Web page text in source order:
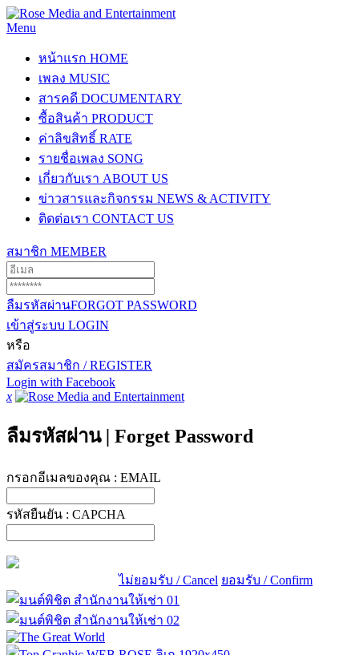
Menu
หน้าแรก HOME
เพลง MUSIC
สารคดี DOCUMENTARY
ซื้อสินค้า PRODUCT
ค่าลิขสิทธิ์ RATE
รายชื่อเพลง SONG
เกี่ยวกับเรา ABOUT US
ข่าวสารและกิจกรรม NEWS & ACTIVITY
ติดต่อเรา CONTACT US
สมาชิก MEMBER
ลืมรหัสผ่านFORGOT PASSWORD
เข้าสู่ระบบ LOGIN
หรือ
สมัครสมาชิก / REGISTER
Login with Facebook
x
ลืมรหัสผ่าน | Forget Password
กรอกอีเมลของคุณ : EMAIL
รหัสยืนยัน : CAPCHA
ไม่ยอมรับ / Cancel ยอมรับ / Confirm